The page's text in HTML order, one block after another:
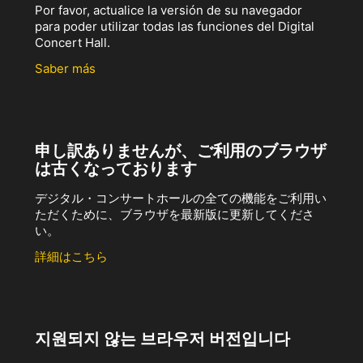
Por favor, actualice la versión de su navegador
para poder utilizar todas las funciones del Digital
Concert Hall.
Saber más
申し訳ありませんが、ご利用のブラウザ
は古くなっております
デジタル・コンサートホールの全ての機能をご利用い
ただくために、ブラウザを最新版に更新してくださ
い。
詳細はこちら
지원되지 않는 브라우저 버전입니다